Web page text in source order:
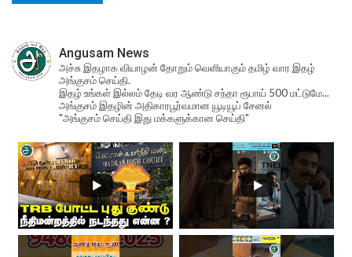
Angusam News
அச்சு இதழாக வியாழன் தோறும் வெளியாகும் தமிழ் வார இதழ்
அங்குசம் செய்தி.
இதழ் உங்கள் இல்லம் தேடி வர ஆண்டு சந்தா ரூபாய் 500 மட்டுமே...
அங்குசம் இதழின் அதிகாரபூர்வமான யூடியூப் சேனல்
"அங்குசம் செய்தி இது மக்களுக்கான செய்தி"